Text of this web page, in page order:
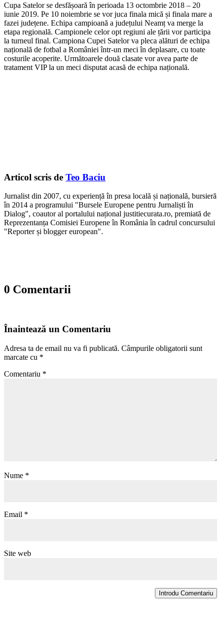
Cupa Satelor se desfășoară în perioada 13 octombrie 2018 – 20
iunie 2019. Pe 10 noiembrie se vor juca finala mică și finala mare a
fazei județene. Echipa campioană a județului Neamț va merge la
etapa regională. Campionele celor opt regiuni ale țării vor participa
la turneul final. Campiona Cupei Satelor va pleca alături de echipa
națională de fotbal a României într-un meci în deplasare, cu toate
costurile acoperite. Următoarele două clasate vor avea parte de
tratament VIP la un meci disputat acasă de echipa națională.
Articol scris de Teo Baciu
Jurnalist din 2007, cu experiență în presa locală și națională, bursieră
în 2014 a programului "Bursele Europene pentru Jurnaliști în
Dialog", coautor al portalului național justitiecurata.ro, premiată de
Reprezentanța Comisiei Europene în România în cadrul concursului
"Reporter și blogger european".
0 Comentarii
Înaintează un Comentariu
Adresa ta de email nu va fi publicată. Câmpurile obligatorii sunt
marcate cu *
Comentariu *
Nume *
Email *
Site web
Introdu Comentariu